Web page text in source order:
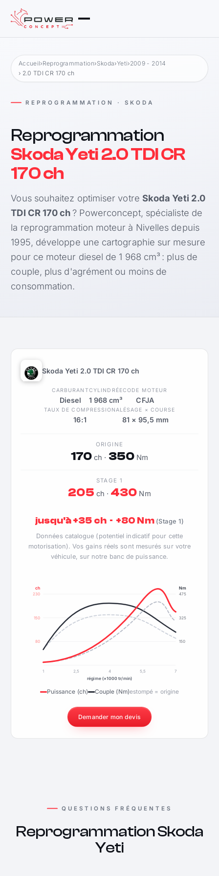
Accueil›Reprogrammation›Skoda›Yeti›2009 - 2014
› 2.0 TDI CR 170 ch
REPROGRAMMATION · SKODA
Reprogrammation
Skoda Yeti 2.0 TDI CR
170 ch
Vous souhaitez optimiser votre Skoda Yeti 2.0
TDI CR 170 ch? Powerconcept, spécialiste de
la reprogrammation moteur à Nivelles depuis
1995, développe une cartographie sur mesure
pour ce moteur diesel de 1 968 cm³ : plus de
couple, plus d'agrément ou moins de
consommation.
Skoda Yeti 2.0 TDI CR 170 ch
CARBURANT
Diesel
CYLINDRÉE
1 968 cm³
CODE MOTEUR
CFJA
TAUX DE COMPRESSION
16:1
ALÉSAGE × COURSE
81 × 95,5 mm
ORIGINE
170 ch · 350Nm
STAGE 1
205 ch · 430 Nm
jusqu'à +35 ch · +80 Nm (Stage 1)
Données catalogue (potentiel indicatif pour cette
motorisation). Vos gains réels sont mesurés sur votre
véhicule, sur notre banc de puissance.
80
150
230
150
325
475
ch Nm
1 2,5 4 5,5
7
régime (×1000 tr/min)
Puissance (ch) Couple (Nm)estompé = origine
Demander mon devis
QUESTIONS FRÉQUENTES
Reprogrammation Skoda
Yeti